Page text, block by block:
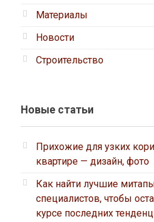
Материалы
Новости
Строительство
Новые статьи
Прихожие для узких
квартире — дизайн, фото
Как найти лучшие
специалистов, чтобы
курсе последних